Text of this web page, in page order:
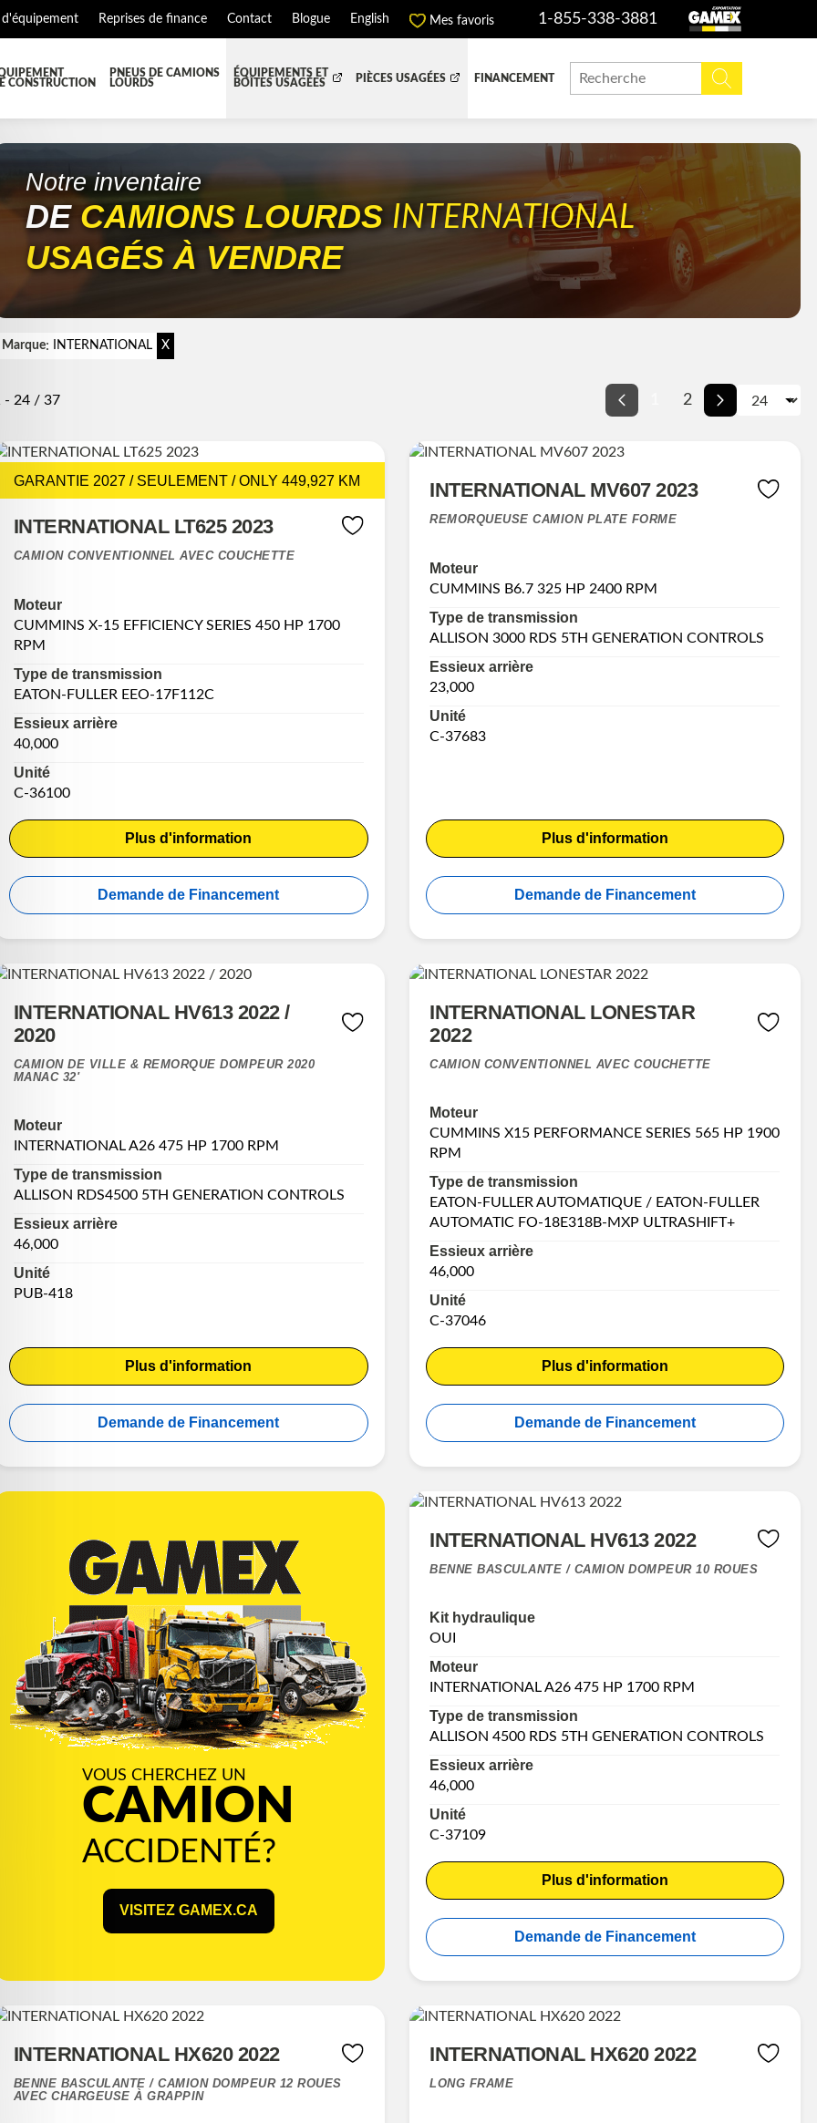
d'équipement Reprises de finance Contact Blogue English Mes favoris 1-855-338-3881
CONSTRUCTION
PNEUS DE CAMIONS
LOURDS
ÉQUIPEMENTS ET
BOÎTES USAGÉES
MACHINERIE ET AGRICOLE REMORQUAGE
ÉQUIPEMENT À NEIGE
PIÈCES USAGÉES
ET PIÈCES DE CABINE
HIAB-AND-BOOM
ET PIÈCES DE MOTEURS
DE CABINE RADIATEUR ET PIÈCES DE RADIATEURS
REMORQUE
ET PIÈCES DE TRANSMISSIONS
FINANCEMENT
Notre inventaire
DE CAMIONS LOURDS INTERNATIONAL
USAGÉS À VENDRE
Marque: INTERNATIONAL X
- 24 / 37 2
GARANTIE 2027 / SEULEMENT / ONLY 449,927 KM
INTERNATIONAL LT625 2023
CAMION CONVENTIONNEL AVEC COUCHETTE
Moteur
CUMMINS X-15 EFFICIENCY SERIES 450 HP 1700
RPM
Type de transmission
EATON-FULLER EEO-17F112C
Essieux arrière
40,000
Unité
C-36100
Plus d'information
Demande de Financement
INTERNATIONAL MV607 2023
REMORQUEUSE CAMION PLATE FORME
Moteur
CUMMINS B6.7 325 HP 2400 RPM
Type de transmission
ALLISON 3000 RDS 5TH GENERATION CONTROLS
Essieux arrière
23,000
Unité
C-37683
Plus d'information
Demande de Financement
INTERNATIONAL HV613 2022 /
2020
CAMION DE VILLE & REMORQUE DOMPEUR 2020
MANAC 32'
Moteur
INTERNATIONAL A26 475 HP 1700 RPM
Type de transmission
ALLISON RDS4500 5TH GENERATION CONTROLS
Essieux arrière
46,000
Unité
PUB-418
Plus d'information
Demande de Financement
INTERNATIONAL LONESTAR
2022
CAMION CONVENTIONNEL AVEC COUCHETTE
Moteur
CUMMINS X15 PERFORMANCE SERIES 565 HP 1900
RPM
Type de transmission
EATON-FULLER AUTOMATIQUE / EATON-FULLER
AUTOMATIC FO-18E318B-MXP ULTRASHIFT+
Essieux arrière
46,000
Unité
C-37046
Plus d'information
Demande de Financement
VOUS CHERCHEZ UN
CAMION
ACCIDENTÉ?
VISITEZ GAMEX.CA
INTERNATIONAL HV613 2022
BENNE BASCULANTE / CAMION DOMPEUR 10 ROUES
Kit hydraulique
OUI
Moteur
INTERNATIONAL A26 475 HP 1700 RPM
Type de transmission
ALLISON 4500 RDS 5TH GENERATION CONTROLS
Essieux arrière
46,000
Unité
C-37109
Plus d'information
Demande de Financement
INTERNATIONAL HX620 2022
BENNE BASCULANTE / CAMION DOMPEUR 12 ROUES
AVEC CHARGEUSE À GRAPPIN
INTERNATIONAL HX620 2022
LONG FRAME